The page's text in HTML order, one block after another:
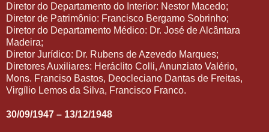
Diretor do Departamento do Interior: Nestor Macedo;
Diretor de Patrimônio: Francisco Bergamo Sobrinho;
Diretor do Departamento Médico: Dr. José de Alcântara
Madeira;
Diretor Jurídico: Dr. Rubens de Azevedo Marques;
Diretores Auxiliares: Heráclito Colli, Anunziato Valério,
Mons. Franciso Bastos, Deocleciano Dantas de Freitas,
Virgílio Lemos da Silva, Francisco Franco.
30/09/1947 – 13/12/1948